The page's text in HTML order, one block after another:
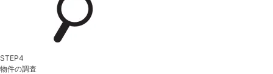
STEP4
物件の調査